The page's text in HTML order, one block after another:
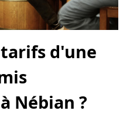
d'une
Nébian ?